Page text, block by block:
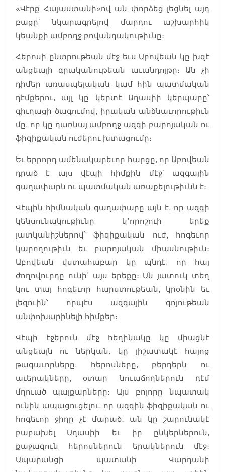
«Վէրք Հայաստանի»ով ան փորձեց լեցնել այդ
բացը՝ նկարագրելով մարդու աշխարհիկ
կեանքի ամբողջ բովանդակութիւնը։
Հերոսի ընտրութեան մէջ եւս Աբովեան կը խզէ
անցեալի գրականութեան աւանդոյթը։ Ան չի
դիմեր առասպելական կամ հին պատմական
դէմքերու, այլ կը կերտէ Աղասիի կերպարը՝
գիւղացի ծագումով, իրական անձնաւորութիւն
մը, որ կը դառնայ ամբողջ ազգի բարոյական ու
ֆիզիքական ուժերու խտացումը։
Եւ երրորդ ամենակարեւոր հարցը, որ Աբովեան
դրած է այս վէպի հիմքին մէջ՝ ազգային
գաղափարն ու պատմական առաքելութիւնն է։
Վէպին հիմնական գաղափարը այն է, որ ազգի
կենսունակութիւնը կ՚որոշուի երեք
յատկանիշներով՝ ֆիզիքական ուժ, հոգեւոր
կարողութիւն եւ բարոյական միասնութիւն։
Աբովեան վստահաբար կը պնդէ, որ հայ
ժողովուրդը ունի՛ այս երեքը։ Ան յատուկ տեղ
կու տայ հոգեւոր հարստութեան, կրօնին եւ
լեզուին՝ որպէս ազգային գոյութեան
անփոխարինելի հիմքեր։
Վէպի էջերուն մէջ հեղինակը կը միացնէ
անցեալն ու ներկան․ կը յիշատակէ հայոց
թագաւորները, հերոսները, բերդերն ու
աւերակները, օտար նուաճողներուն դէմ
մղուած պայքարները։ Այս բոլորը նպատակ
ունին ապացուցելու, որ ազգին ֆիզիքական ու
հոգեւոր ջիղը չէ մարած․ ան կը շարունակէ
բաբախել Աղասիի եւ իր ընկերներուն,
քաջազուն հերոսներուն երակներուն մէջ։
Ապարանցի պատանի Վարդանի